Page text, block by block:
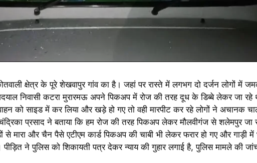
क्षेत्र के पूरे शेखवापुर गांव का है। जहां पर रास्ते में लगभग दो दर्जन लोगों में
निवासी कटरा मुरारमऊ अपने पिकअप में रोज की तरह दूध के डिब्बे लेकर जा रहे
को साइड में कर लिया और खड़े हो गए तो वही मारपीट कर रहे लोगों ने अचानक
प्रसाद ने बताया कि हम रोज की तरह पिकअप लेकर मौलवीगंज से शलेमपुर जा
मारा और चैन पैसे एटीएम कार्ड पिकअप की चाबी भी लेकर फरार हो गए और गाड़ी
ने पुलिस को शिकायती पत्र देकर न्याय की गुहार लगाई है, पुलिस मामले की